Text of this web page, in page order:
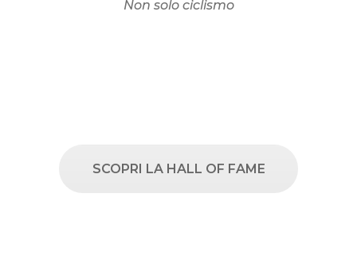
Non solo ciclismo
SCOPRI LA HALL OF FAME